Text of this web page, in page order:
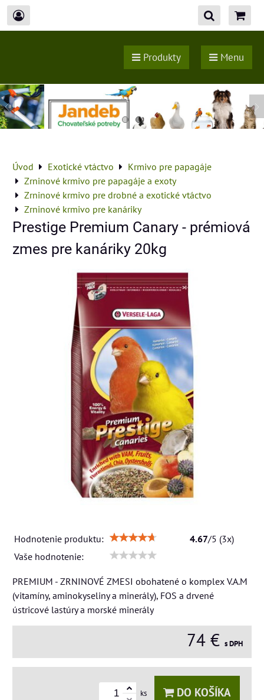
Produkty Menu
Úvod Exotické vtáctvo
Krmivo pre papagáje
Zrninové krmivo pre papagáje a exoty
Zrninové krmivo pre drobné a exotické vtáctvo
Zrninové krmivo pre kanáriky
Prestige Premium Canary - prémiová
zmes pre kanáriky 20kg
Hodnotenie produktu: 4.67/5 (3x)
Vaše hodnotenie:
PREMIUM - ZRNINOVÉ ZMESI obohatené o komplex V.A.M
(vitamíny, aminokyseliny a minerály), FOS a drvené
ústricové lastúry a morské minerály
74 € s DPH
ks DO KOŠÍKA